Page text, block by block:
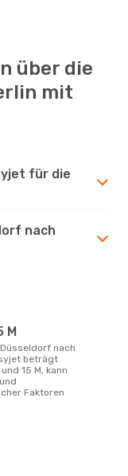
über die
mit
für die
nach
M
beträgt
15 M, kann
Faktoren